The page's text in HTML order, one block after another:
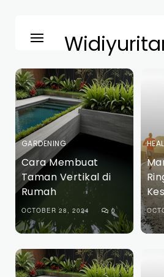
GARDENING
Cara Membuat
Taman Vertikal di
Rumah
OCTOBER 28, 2024 0